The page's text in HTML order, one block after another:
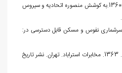
قورخانچی، محمدعلی.(نخبه سیفه)1360.به کوشش منصوره اتحادیه و سیروس
سرشماری نفوس و مسکن قابل دسترسی در:
مقصودلو، حسینقلی (وکیل الدوله). 1363. مخابرات استراباد. تهران. نشر تاریخ